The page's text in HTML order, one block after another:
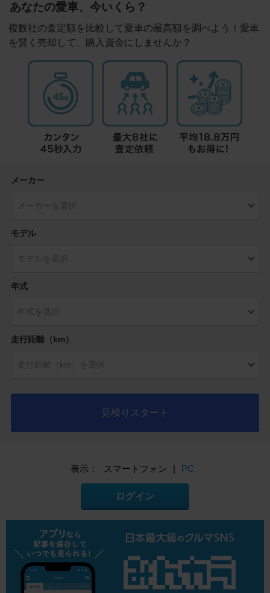
あなたの愛車、今いくら？
複数社の査定額を比較して愛車の最高額を調べよう！愛車
を賢く売却して、購入資金にしませんか？
メーカー
モデル
年式
走行距離（km）
見積りスタート
表示： スマートフォン | PC
ログイン